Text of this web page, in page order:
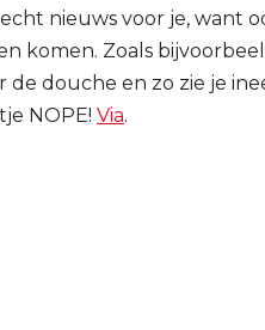
nieuws voor je, want
komen. Zoals
de douche en zo zie je
NOPE! Via.